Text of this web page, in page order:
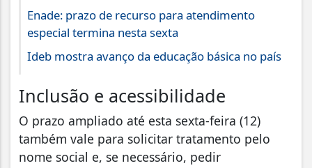
Enade: prazo de recurso para atendimento
especial termina nesta sexta
Ideb mostra avanço da educação básica no país
Inclusão e acessibilidade
O prazo ampliado até esta sexta-feira (12)
também vale para solicitar tratamento pelo
nome social e, se necessário, pedir